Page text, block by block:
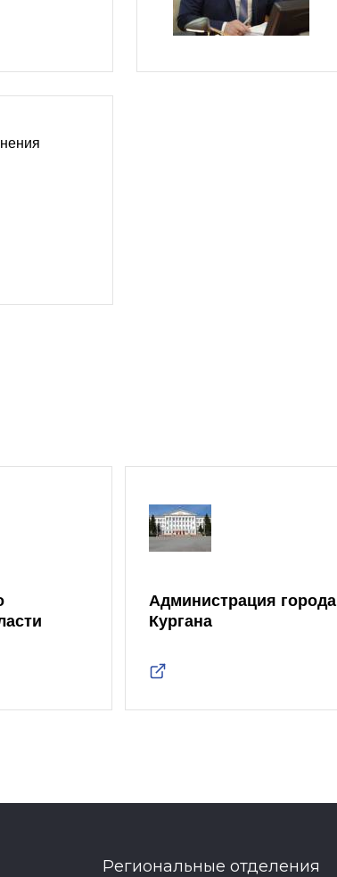
Администрация города
Кургана
Региональные отделения